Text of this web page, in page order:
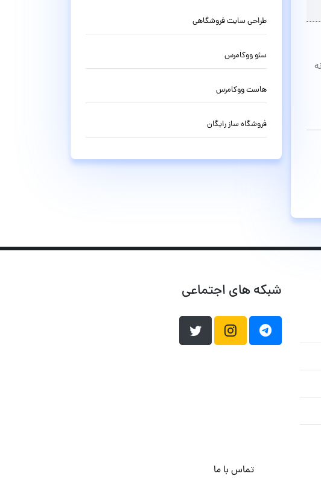
طراحی سایت فروشگاهی
سئو ووکامرس
هاست ووکامرس
فروشگاه ساز رایگان
شبکه های اجتماعی
تماس با ما